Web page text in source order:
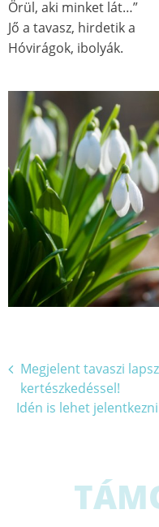
Örül, aki minket lát…”
Jő a tavasz, hirdetik a
Hóvirágok, ibolyák.
Bejegyzés
navigáció
Megjelent tavaszi
kertészkedéssel!
Idén is lehet